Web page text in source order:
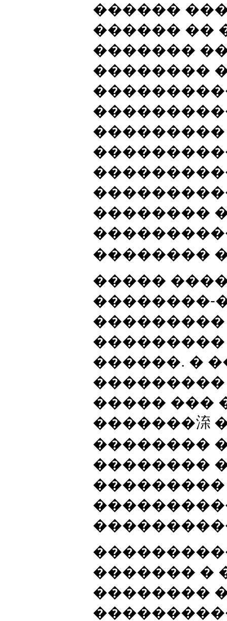
������
������ ��
�������
��������
���������
��������
��������
�����
��������-
������. �
����� ���
�������㳿
��������
��������
������� �
��������